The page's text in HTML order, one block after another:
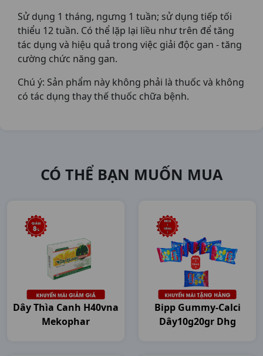
Sử dụng 1 tháng, ngưng 1 tuần; sử dụng tiếp tối
thiểu 12 tuần. Có thể lặp lại liều như trên để tăng
tác dụng và hiệu quả trong việc giải độc gan - tăng
cường chức năng gan.
Chú ý: Sản phẩm này không phải là thuốc và không
có tác dụng thay thế thuốc chữa bệnh.
CÓ THỂ BẠN MUỐN MUA
Dây Thìa Canh H40vna
Mekophar
Bipp Gummy-Calci
Dây10g20gr Dhg